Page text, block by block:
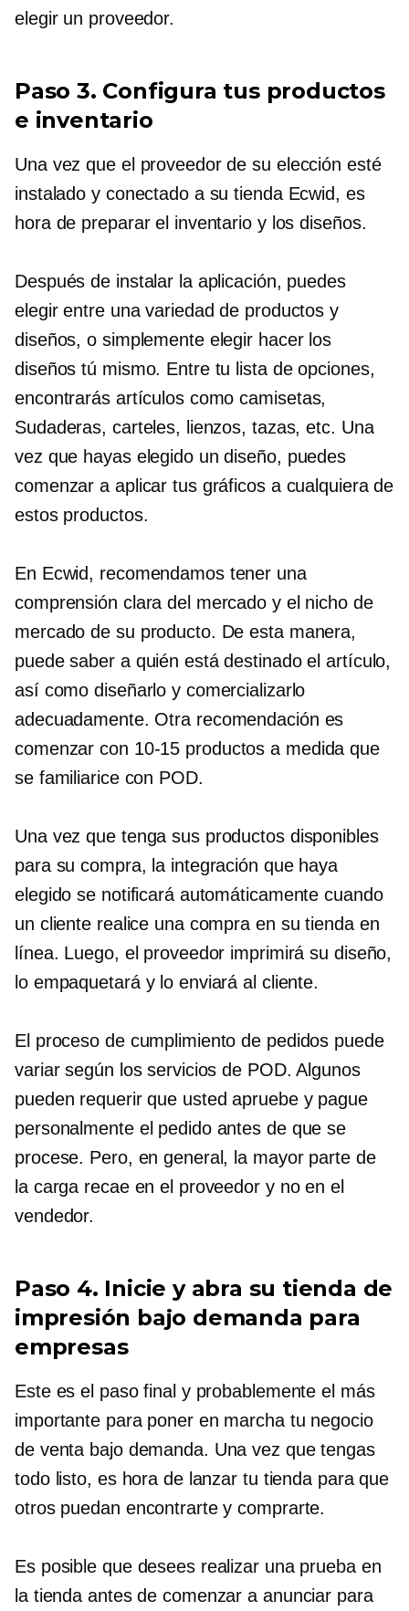
elegir un proveedor.
Paso 3. Configura tus productos
e inventario
Una vez que el proveedor de su elección esté
instalado y conectado a su tienda Ecwid, es
hora de preparar el inventario y los diseños.
Después de instalar la aplicación, puedes
elegir entre una variedad de productos y
diseños, o simplemente elegir hacer los
diseños tú mismo. Entre tu lista de opciones,
encontrarás artículos comocamisetas,
Sudaderas, carteles, lienzos, tazas, etc. Una
vez que hayas elegido un diseño, puedes
comenzar a aplicar tus gráficos a cualquiera de
estos productos.
En Ecwid, recomendamos tener una
comprensión clara del mercado y el nicho de
mercado de su producto. De esta manera,
puede saber a quién está destinado el artículo,
así como diseñarlo y comercializarlo
adecuadamente. Otra recomendación es
comenzar con 10-15 productos a medida que
se familiarice con POD.
Una vez que tenga sus productos disponibles
para su compra, la integración que haya
elegido se notificará automáticamente cuando
un cliente realice una compra en su tienda en
línea. Luego, el proveedor imprimirá su diseño,
lo empaquetará y lo enviará al cliente.
El proceso de cumplimiento de pedidos puede
variar según los servicios de POD. Algunos
pueden requerir que usted apruebe y pague
personalmente el pedido antes de que se
procese. Pero, en general, la mayor parte de
la carga recae en el proveedor y no en el
vendedor.
Paso 4. Inicie y abra su tienda de
impresión bajo demanda para
empresas
Este es el paso final y probablemente el más
importante para poner en marcha tu negocio
de venta bajo demanda. Una vez que tengas
todo listo, es hora de lanzar tu tienda para que
otros puedan encontrarte y comprarte.
Es posible que desees realizar una prueba en
la tienda antes de comenzar a anunciar para